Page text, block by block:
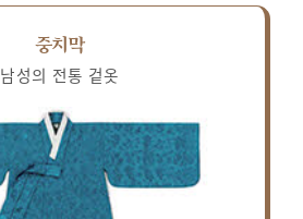
중치막
남성의 전통 겉옷